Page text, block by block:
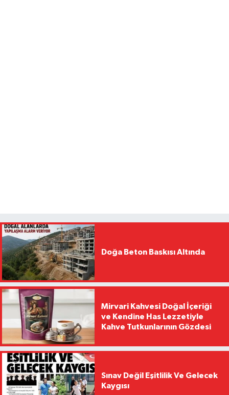
Doğa Beton Baskısı Altında
Mirvari Kahvesi Doğal İçeriği
ve Kendine Has Lezzetiyle
Kahve Tutkunlarının Gözdesi
Sınav Değil Eşitlilik Ve Gelecek
Kaygısı